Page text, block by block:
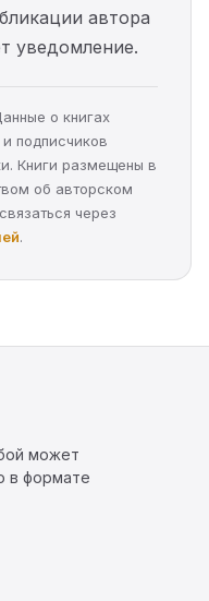
автора
уведомление.
о книгах
подписчиков
Книги размещены в
об авторском
через
.
может
в формате